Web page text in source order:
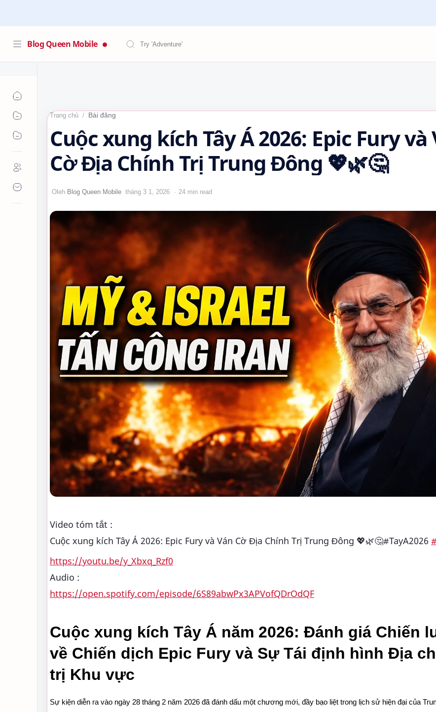
Blog Queen Mobile
Trang chủ Bài đăng
Cuộc xung kích Tây Á 2026: Epic Fury và
Cờ Địa Chính Trị Trung Đông 💖🌿🤔
24 min read
Video tóm tắt :
Cuộc xung kích Tây Á 2026: Epic Fury và Ván Cờ Địa Chính Trị Trung Đông 💖🌿🤔#TayA2026
https://youtu.be/y_Xbxq_Rzf0
Audio :
https://open.spotify.com/episode/6S89abwPx3APVofQDrOdQF
Cuộc xung kích Tây Á năm 2026: Đánh giá Chiến
về Chiến dịch Epic Fury và Sự Tái định hình Địa
trị Khu vực
Sự kiện diễn ra vào ngày 28 tháng 2 năm 2026 đã đánh dấu một chương mới, đầy bạo liệt trong lịch sử hiện đại của